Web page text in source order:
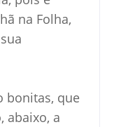
na Folha,
bonitas, que
abaixo, a